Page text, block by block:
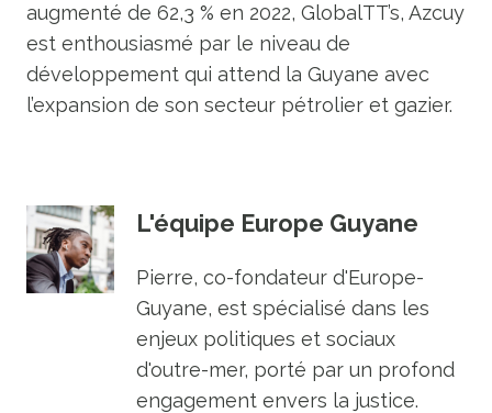
augmenté de 62,3 % en 2022, GlobalTT’s, Azcuy
est enthousiasmé par le niveau de
développement qui attend la Guyane avec
l’expansion de son secteur pétrolier et gazier.
L'équipe Europe Guyane
Pierre, co-fondateur d'Europe-
Guyane, est spécialisé dans les
enjeux politiques et sociaux
d'outre-mer, porté par un profond
engagement envers la justice.